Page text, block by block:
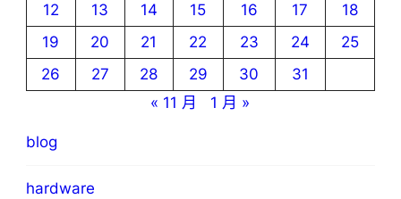
12
13 14 15 16 17
18
19
20 21 22 23 24
25
26
27 28 29 30
31
« 11 月
1 月 »
blog
hardware